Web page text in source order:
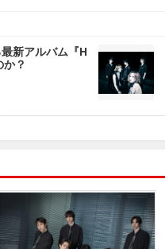
新アルバム『H
？